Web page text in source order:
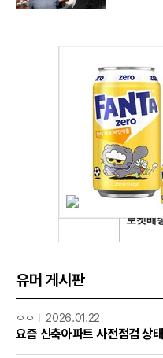
유머 게시판
ㅇㅇ 2026.01.22
요즘 신축아파트 사전점검 상태